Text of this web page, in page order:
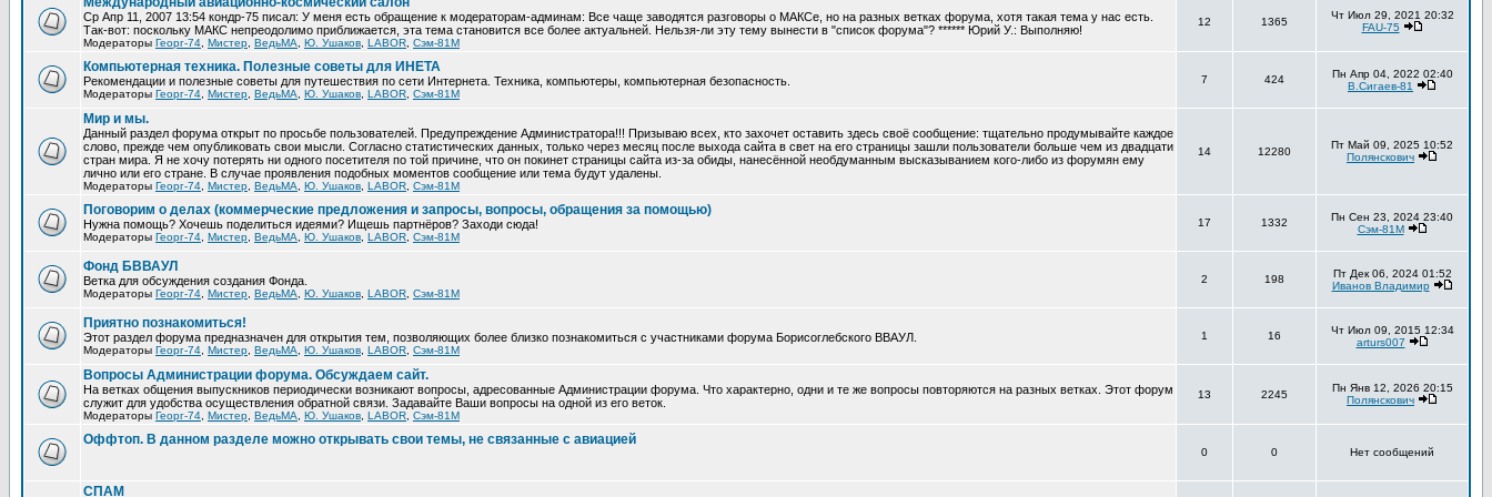
Ср Апр 11, 2007 13:54 кондр-75 писал: У меня есть обращение к модераторам-админам: Все чаще заводятся разговоры о МАКСе, но на разных ветках форума, хотя такая тема у нас есть.
Так-вот: поскольку МАКС непреодолимо приближается, эта тема становится все более актуальней. Нельзя-ли эту тему вынести в "список форума"? ****** Юрий У.: Выполняю!
Модераторы Георг-74 Мистер ВедьМА Ю. Ушаков LABOR Сэм-81М
12 1365
Чт Июл 29, 2021 20:32
FAU-75
Компьютерная техника. Полезные советы для ИНЕТА
Рекомендации и полезные советы для путешествия по сети Интернета. Техника, компьютеры, компьютерная безопасность.
Модераторы Георг-74 Мистер ВедьМА Ю. Ушаков LABOR Сэм-81М
7 424
Пн Апр 04, 2022 02:40
В.Сигаев-81
Мир и мы.
Данный раздел форума открыт по просьбе пользователей. Предупреждение Администратора!!! Призываю всех, кто захочет оставить здесь своё сообщение: тщательно продумывайте каждое
слово, прежде чем опубликовать свои мысли. Согласно статистических данных, только через месяц после выхода сайта в свет на его страницы зашли пользователи больше чем из двадцати
стран мира. Я не хочу потерять ни одного посетителя по той причине, что он покинет страницы сайта из-за обиды, нанесённой необдуманным высказыванием кого-либо из форумян ему
лично или его стране. В случае проявления подобных моментов сообщение или тема будут удалены.
Модераторы Георг-74 Мистер ВедьМА Ю. Ушаков LABOR Сэм-81М
14 12280
Пт Май 09, 2025 10:52
Полянскович
Поговорим о делах (коммерческие предложения и запросы, вопросы, обращения за помощью)
Нужна помощь? Хочешь поделиться идеями? Ищешь партнёров? Заходи сюда!
Модераторы Георг-74 Мистер ВедьМА Ю. Ушаков LABOR Сэм-81М
17 1332
Пн Сен 23, 2024 23:40
Сэм-81М
Фонд БВВАУЛ
Ветка для обсуждения создания Фонда.
Модераторы Георг-74 Мистер ВедьМА Ю. Ушаков LABOR Сэм-81М
2 198
Пт Дек 06, 2024 01:52
Иванов Владимир
Приятно познакомиться!
Этот раздел форума предназначен для открытия тем, позволяющих более близко познакомиться с участниками форума Борисоглебского ВВАУЛ.
Модераторы Георг-74 Мистер ВедьМА Ю. Ушаков LABOR Сэм-81М
1 16
Чт Июл 09, 2015 12:34
arturs007
Вопросы Администрации форума. Обсуждаем сайт.
На ветках общения выпускников периодически возникают вопросы, адресованные Администрации форума. Что характерно, одни и те же вопросы повторяются на разных ветках. Этот форум
служит для удобства осуществления обратной связи. Задавайте Ваши вопросы на одной из его веток.
Модераторы Георг-74 Мистер ВедьМА Ю. Ушаков LABOR Сэм-81М
13 2245
Пн Янв 12, 2026 20:15
Полянскович
Оффтоп. В данном разделе можно открывать свои темы, не связанные с авиацией
0 0 Нет сообщений
СПАМ